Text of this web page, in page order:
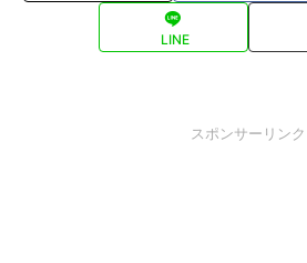
LINE
スポンサーリンク